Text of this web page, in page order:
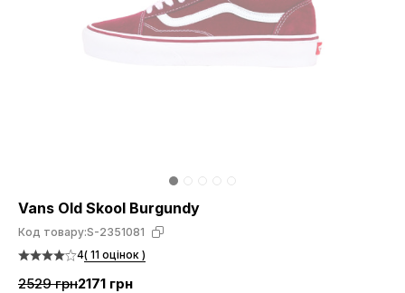
Vans Old Skool Burgundy
Код товару:S-2351081
4( 11 оцінок )
2529 грн2171 грн